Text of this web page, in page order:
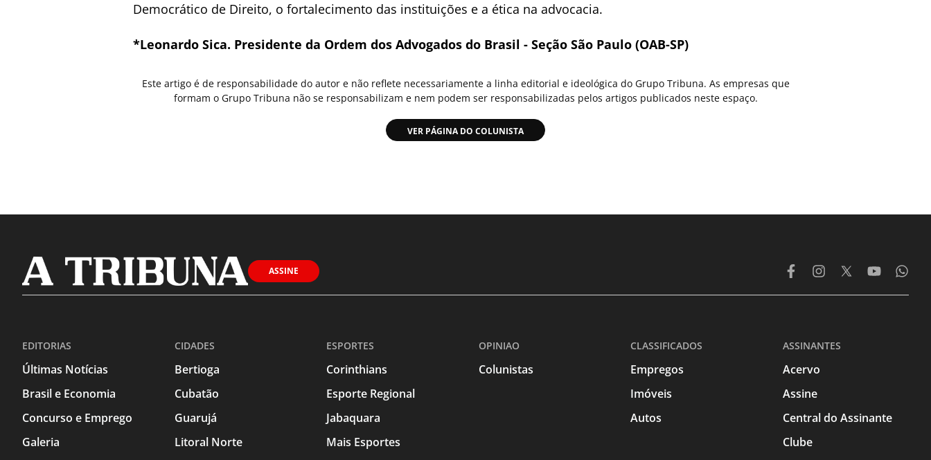
Democrático de Direito, o fortalecimento das instituições e a ética na advocacia.
*Leonardo Sica. Presidente da Ordem dos Advogados do Brasil - Seção São Paulo (OAB-SP)
Este artigo é de responsabilidade do autor e não reflete necessariamente a linha editorial e ideológica do Grupo Tribuna. As empresas que
formam o Grupo Tribuna não se responsabilizam e nem podem ser responsabilizadas pelos artigos publicados neste espaço.
VER PÁGINA DO COLUNISTA
ASSINE
EDITORIAS
Últimas Notícias
Brasil e Economia
Concurso e Emprego
Galeria
CIDADES
Bertioga
Cubatão
Guarujá
Litoral Norte
ESPORTES
Corinthians
Esporte Regional
Jabaquara
Mais Esportes
OPINIAO
Colunistas
CLASSIFICADOS
Empregos
Imóveis
Autos
ASSINANTES
Acervo
Assine
Central do Assinante
Clube